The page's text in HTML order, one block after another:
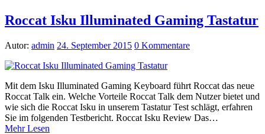
Roccat Isku Illuminated Gaming Tastatur
Autor: admin 24. September 2015 0 Kommentare
Mit dem Isku Illuminated Gaming Keyboard führt Roccat das neue
Roccat Talk ein. Welche Vorteile Roccat Talk dem Nutzer bietet und
wie sich die Roccat Isku in unserem Tastatur Test schlägt, erfahren
Sie im folgenden Testbericht. Roccat Isku Review Das…
Mehr Lesen